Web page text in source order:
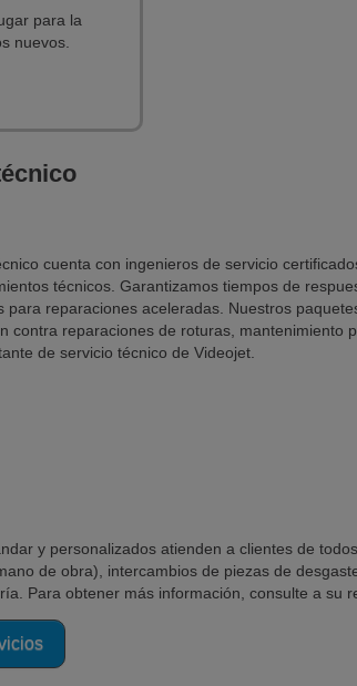
para la
nuevos.
cuenta con ingenieros de servicio
técnicos. Garantizamos tiempos de
para reparaciones aceleradas. Nuestros
contra reparaciones de roturas,
de servicio técnico de Videojet.
y personalizados atienden a clientes de
de obra), intercambios de piezas de
Para obtener más información, consulte a su